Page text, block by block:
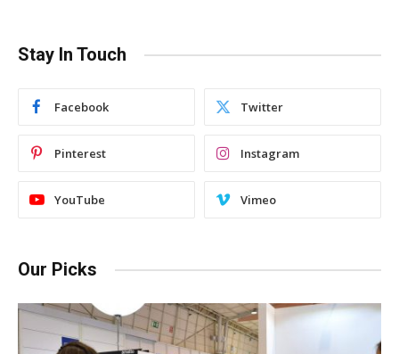
Stay In Touch
Facebook Twitter
Pinterest Instagram
YouTube Vimeo
Our Picks